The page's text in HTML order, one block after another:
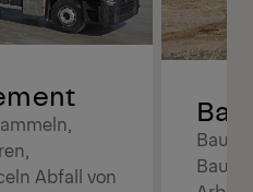
Abfall von